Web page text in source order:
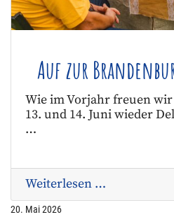
Auf zur
Wie im Vorjahr freuen
13. und 14. Juni wieder
…
Weiterlesen …
20. Mai 2026